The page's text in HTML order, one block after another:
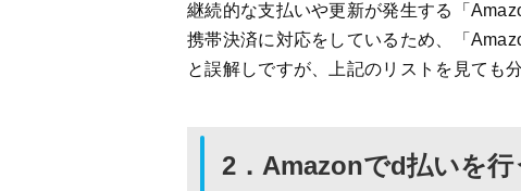
継続的な支払いや更新が発生する「
携帯決済に対応をしているため、「
と誤解しですが、上記のリストを見ても
2．Amazonでd払いを行